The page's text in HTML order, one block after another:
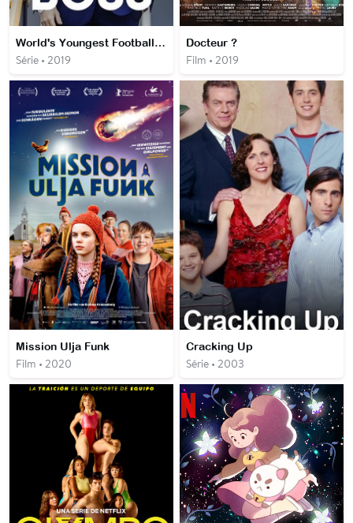
World's Youngest Football Boss
Série • 2019
Docteur ?
Film • 2019
Mission Ulja Funk
Film • 2020
Cracking Up
Série • 2003